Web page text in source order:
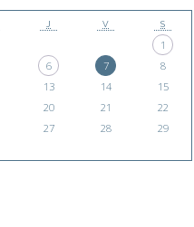
J V S
1
6 7
8
13 14
15
20 21
22
27 28
29